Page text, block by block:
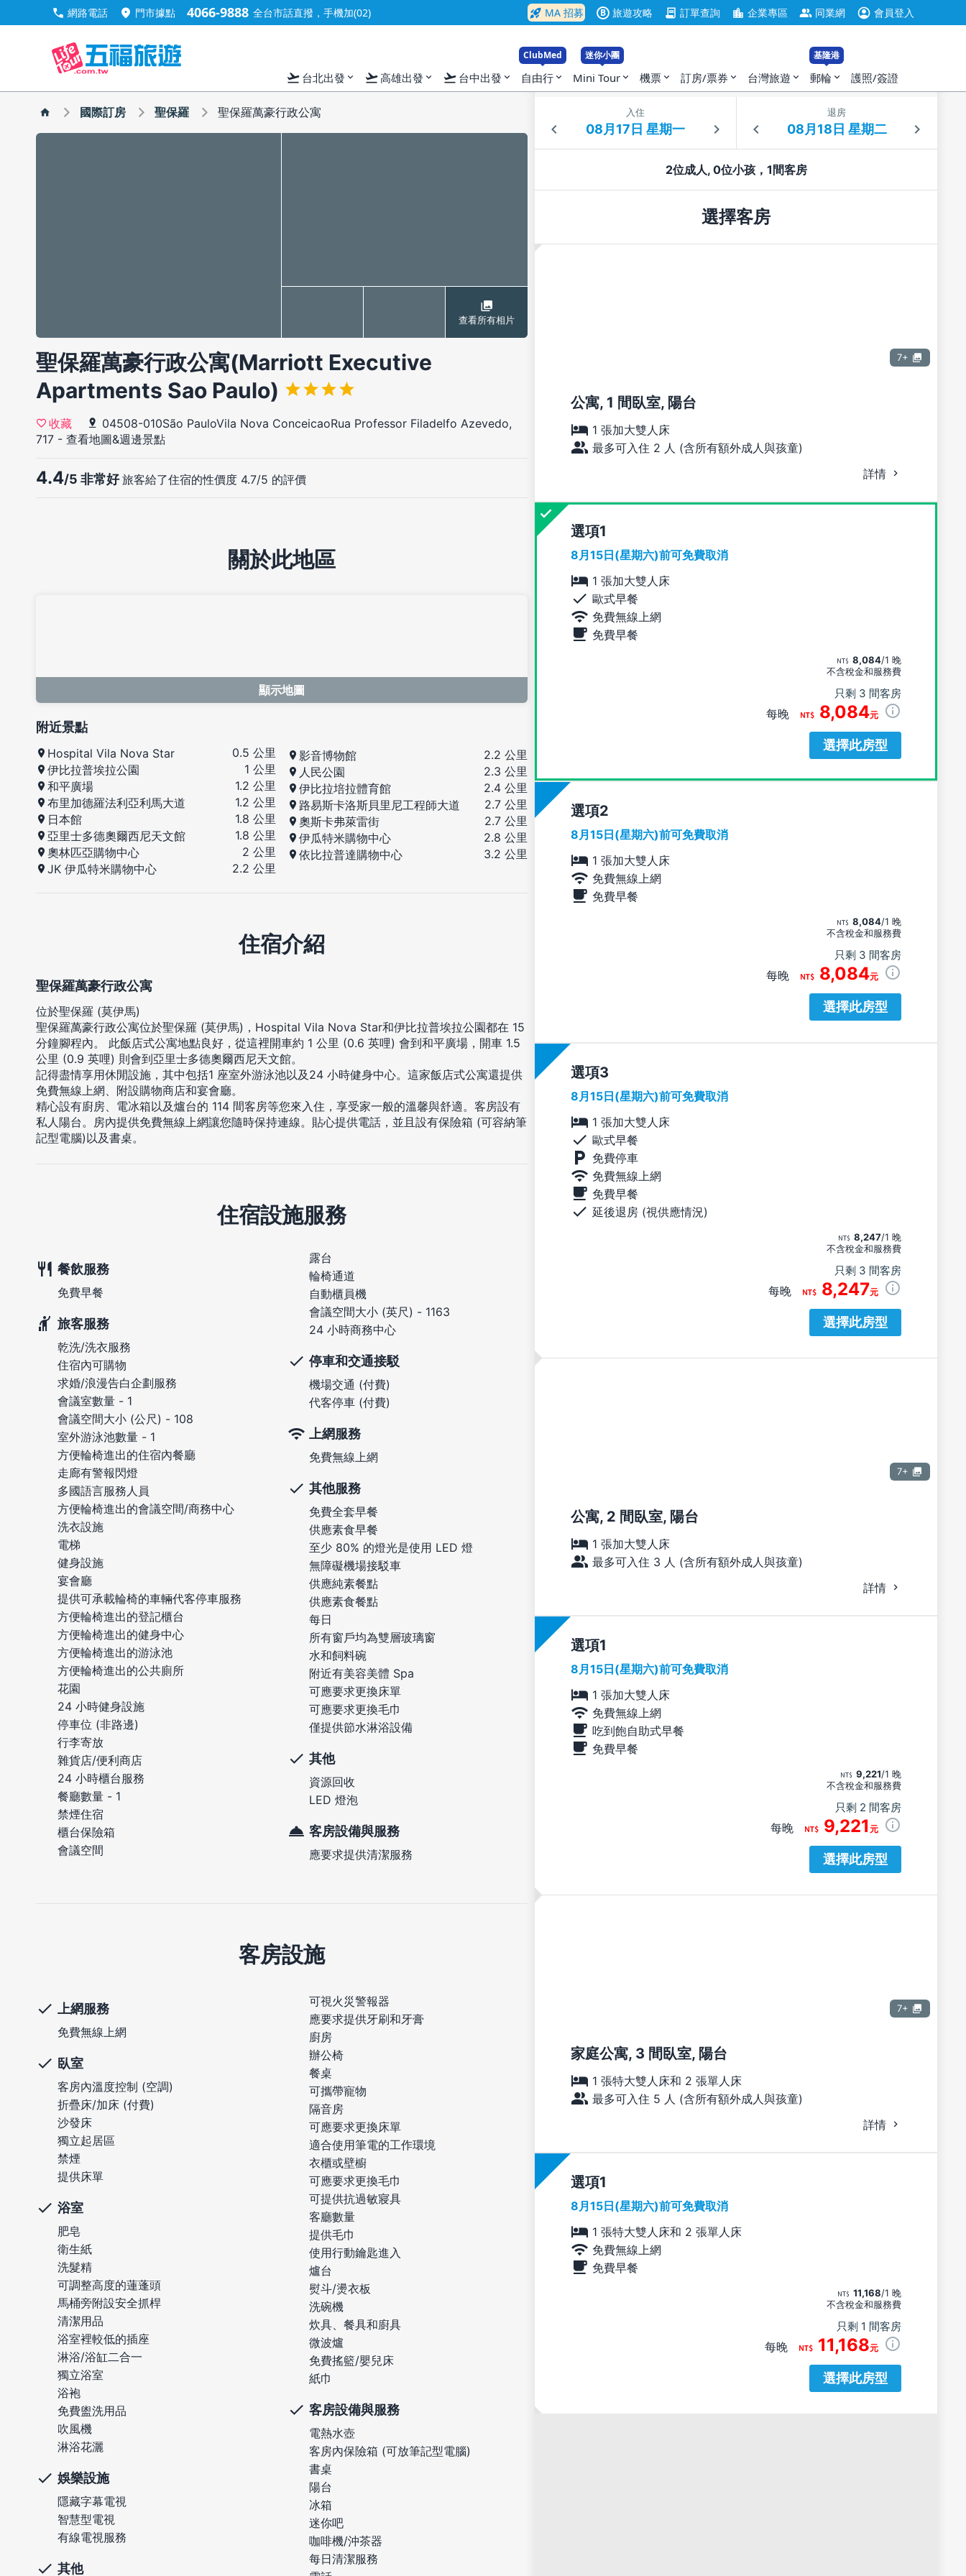
call 網路電話 location_on 門市據點 4066-9888 全台市話直撥，手機加(02) rocket_launch MA 招募 B 旅遊攻略 contract 訂單查詢 location_city 企業專區 group 同業網 account_circle 會員登入
flight_takeoff 台北出發 expand_more flight_takeoff高雄出發 expand_more flight_takeoff 台中出發 expand_more
ClubMed
自由行 expand_more
迷你小團
Mini Tour expand_more 機票 expand_more 訂房/票券 expand_more 台灣旅遊 expand_more
基隆港
郵輪 expand_more 護照/簽證
國際訂房 聖保羅 聖保羅萬豪行政公寓
查看所有相片
聖保羅萬豪行政公寓(Marriott Executive
Apartments Sao Paulo)
收藏
04508-010São PauloVila Nova ConceicaoRua Professor Filadelfo Azevedo,
717 - 查看地圖&週邊景點
4.4/5 非常好旅客給了住宿的性價度 4.7/5 的評價
入住 退房
2位成人, 0位小孩，1間客房
選擇客房
7+
公寓, 1 間臥室, 陽台
1 張加大雙人床
最多可入住 2 人 (含所有額外成人與孩童)
詳情
選項
8月15日(星期六)前可免費取消
1 張加大雙人床
歐式早餐
免費無線上網
免費早餐
8,084/1 晚
不含稅金和服務費
只剩 3 間客房
每晚 8,084元
選擇此房型
選項
8月15日(星期六)前可免費取消
1 張加大雙人床
免費無線上網
免費早餐
8,084/1 晚
不含稅金和服務費
只剩 3 間客房
每晚 8,084元
選擇此房型
選項
8月15日(星期六)前可免費取消
1 張加大雙人床
歐式早餐
免費停車
免費無線上網
免費早餐
延後退房 (視供應情況)
8,247/1 晚
不含稅金和服務費
只剩 3 間客房
每晚 8,247元
選擇此房型
7+
公寓, 2 間臥室, 陽台
1 張加大雙人床
最多可入住 3 人 (含所有額外成人與孩童)
詳情
選項
8月15日(星期六)前可免費取消
1 張加大雙人床
免費無線上網
吃到飽自助式早餐
免費早餐
9,221/1 晚
不含稅金和服務費
只剩 2 間客房
每晚 9,221 元
選擇此房型
7+
家庭公寓, 3 間臥室, 陽台
1 張特大雙人床和 2 張單人床
最多可入住 5 人 (含所有額外成人與孩童)
詳情
選項
8月15日(星期六)前可免費取消
1 張特大雙人床和 2 張單人床
免費無線上網
免費早餐
11,168/1 晚
不含稅金和服務費
只剩 1 間客房
每晚 11,168元
選擇此房型
關於此地區
顯示地圖
附近景點
Hospital Vila Nova Star
0.5 公里
伊比拉普埃拉公園
1 公里
和平廣場
1.2 公里
布里加德羅法利亞利馬大道
1.2 公里
日本館
1.8 公里
亞里士多德奧爾西尼天文館
1.8 公里
奧林匹亞購物中心
2 公里
JK 伊瓜特米購物中心
2.2 公里
影音博物館
2.2 公里
人民公園
2.3 公里
伊比拉培拉體育館
2.4 公里
路易斯卡洛斯貝里尼工程師大道
2.7 公里
奧斯卡弗萊雷街
2.7 公里
伊瓜特米購物中心
2.8 公里
依比拉普達購物中心
3.2 公里
住宿介紹
聖保羅萬豪行政公寓
位於聖保羅 (莫伊馬)
聖保羅萬豪行政公寓位於聖保羅 (莫伊馬)，Hospital Vila Nova Star和伊比拉普埃拉公園都在 15
分鐘腳程內。 此飯店式公寓地點良好，從這裡開車約 1 公里 (0.6 英哩) 會到和平廣場，開車 1.5
公里 (0.9 英哩) 則會到亞里士多德奧爾西尼天文館。
記得盡情享用休閒設施，其中包括1 座室外游泳池以及24 小時健身中心。這家飯店式公寓還提供
免費無線上網、附設購物商店和宴會廳。
精心設有廚房、電冰箱以及爐台的 114 間客房等您來入住，享受家一般的溫馨與舒適。客房設有
私人陽台。房內提供免費無線上網讓您隨時保持連線。貼心提供電話，並且設有保險箱 (可容納筆
記型電腦)以及書桌。
住宿設施服務
餐飲服務
免費早餐
旅客服務
乾洗/洗衣服務
住宿內可購物
求婚/浪漫告白企劃服務
會議室數量 - 1
會議空間大小 (公尺) - 108
室外游泳池數量 - 1
方便輪椅進出的住宿內餐廳
走廊有警報閃燈
多國語言服務人員
方便輪椅進出的會議空間/商務中心
洗衣設施
電梯
健身設施
宴會廳
提供可承載輪椅的車輛代客停車服務
方便輪椅進出的登記櫃台
方便輪椅進出的健身中心
方便輪椅進出的游泳池
方便輪椅進出的公共廁所
花園
24 小時健身設施
停車位 (非路邊)
行李寄放
雜貨店/便利商店
24 小時櫃台服務
餐廳數量 - 1
禁煙住宿
櫃台保險箱
會議空間
露台
輪椅通道
自動櫃員機
會議空間大小 (英尺) - 1163
24 小時商務中心
停車和交通接駁
機場交通 (付費)
代客停車 (付費)
上網服務
免費無線上網
其他服務
免費全套早餐
供應素食早餐
至少 80% 的燈光是使用 LED 燈
無障礙機場接駁車
供應純素餐點
供應素食餐點
每日
所有窗戶均為雙層玻璃窗
水和飼料碗
附近有美容美體 Spa
可應要求更換床單
可應要求更換毛巾
僅提供節水淋浴設備
其他
資源回收
LED 燈泡
客房設備與服務
應要求提供清潔服務
客房設施
上網服務
免費無線上網
臥室
客房內溫度控制 (空調)
折疊床/加床 (付費)
沙發床
獨立起居區
禁煙
提供床單
浴室
肥皂
衛生紙
洗髮精
可調整高度的蓮蓬頭
馬桶旁附設安全抓桿
清潔用品
浴室裡較低的插座
淋浴/浴缸二合一
獨立浴室
浴袍
免費盥洗用品
吹風機
淋浴花灑
娛樂設施
隱藏字幕電視
智慧型電視
有線電視服務
其他
可視火災警報器
應要求提供牙刷和牙膏
廚房
辦公椅
餐桌
可攜帶寵物
隔音房
可應要求更換床單
適合使用筆電的工作環境
衣櫃或壁櫥
可應要求更換毛巾
可提供抗過敏寢具
客廳數量
提供毛巾
使用行動鑰匙進入
爐台
熨斗/燙衣板
洗碗機
炊具、餐具和廚具
微波爐
免費搖籃/嬰兒床
紙巾
客房設備與服務
電熱水壺
客房內保險箱 (可放筆記型電腦)
書桌
陽台
冰箱
迷你吧
咖啡機/沖茶器
每日清潔服務